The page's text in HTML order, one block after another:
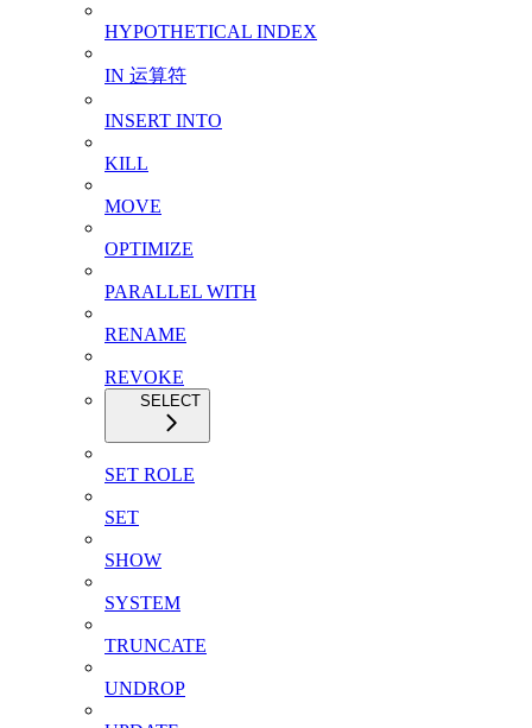
HYPOTHETICAL INDEX
IN 运算符
INSERT INTO
KILL
MOVE
OPTIMIZE
PARALLEL WITH
RENAME
REVOKE
SELECT
SET ROLE
SET
SHOW
SYSTEM
TRUNCATE
UNDROP